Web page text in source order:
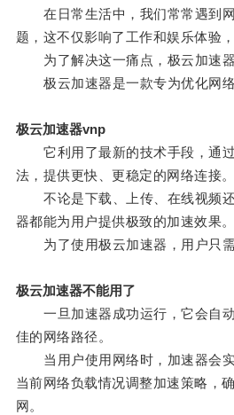
在日常生活中，我们常常遇到网
题，这不仅影响了工作和娱乐体验
为了解决这一痛点，极云加速器
极云加速器是一款专为优化网络
极云加速器vnp
它利用了最新的技术手段，通过
法，提供更快、更稳定的网络连接。
不论是下载、上传、在线视频还
器都能为用户提供极致的加速效果。
为了使用极云加速器，用户只需
极云加速器不能用了
一旦加速器成功运行，它会自动
佳的网络路径。
当用户使用网络时，加速器会实
当前网络负载情况调整加速策略，
网。